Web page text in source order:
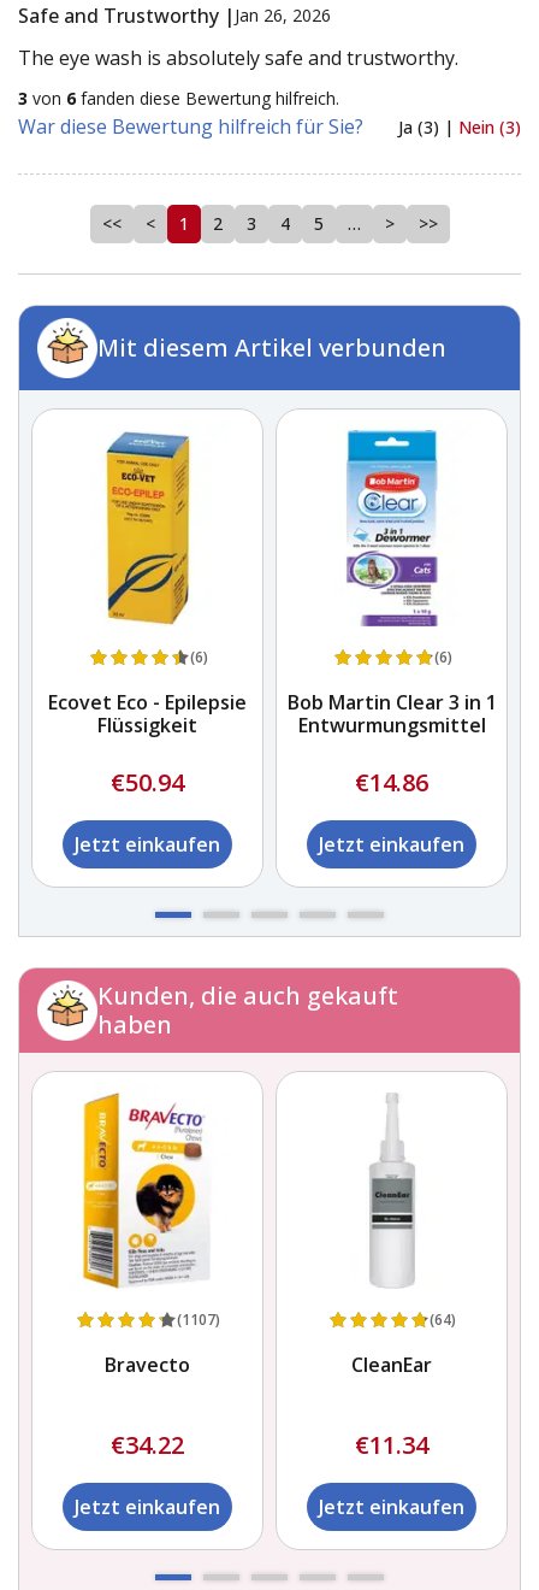
Safe and Trustworthy | Jan 26, 2026
The eye wash is absolutely safe and trustworthy.
3 von 6 fanden diese Bewertung hilfreich.
War diese Bewertung hilfreich für Sie? Ja (3) | Nein (3)
<< < 1 2 3 4 5 … > >>
Mit diesem Artikel verbunden
(6)
Ecovet Eco - Epilepsie
Flüssigkeit
€50.94
Jetzt einkaufen
(6)
Bob Martin Clear 3 in 1
Entwurmungsmittel
€14.86
Jetzt einkaufen
Kunden, die auch gekauft
haben
(1107)
Bravecto
€34.22
Jetzt einkaufen
(64)
CleanEar
€11.34
Jetzt einkaufen